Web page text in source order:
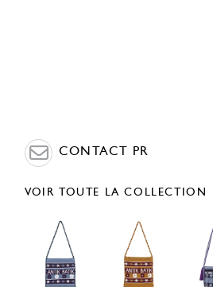
CONTACT PR
VOIR TOUTE LA COLLECTION